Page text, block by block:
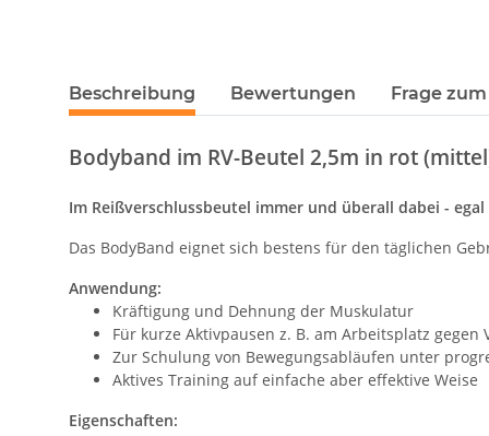
Beschreibung Bewertungen Frage
Bodyband im RV-Beutel 2,5m in rot
Im Reißverschlussbeutel immer und überall dabei -
Das BodyBand eignet sich bestens für den täglichen
Anwendung:
Kräftigung und Dehnung der Muskulatur
Für kurze Aktivpausen z. B. am Arbeitsplatz gegen
Zur Schulung von Bewegungsabläufen unter
Aktives Training auf einfache aber effektive Weise
Eigenschaften: